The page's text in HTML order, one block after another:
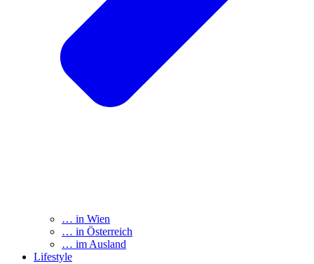
… in Wien
… in Österreich
… im Ausland
Lifestyle